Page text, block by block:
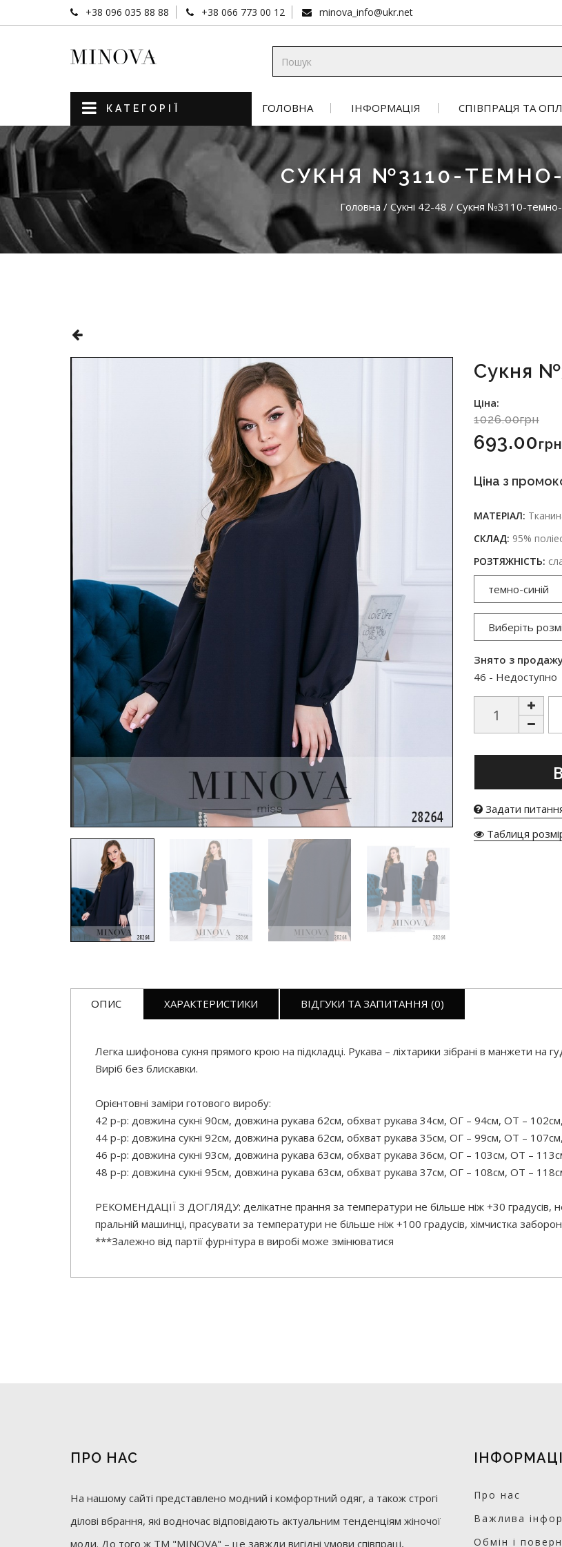
+38 096 035 88 88 +38 066 773 00 12 minova_info@ukr.net
КАТЕГОРІЇ ГОЛОВНА ІНФОРМАЦІЯ СПІВПРАЦЯ ТА
СУКНЯ №3110-
Головна / Сукні 42-48 / Сукня №3110-темно-
Сукня
Ціна:
1026.00грн
693.00Грн
Ціна з
МАТЕРІАЛ:
СКЛАД: 95%
РОЗТЯЖНІСТЬ:
Знято з
46 - Недоступно
Задати
Таблиця
ОПИС ХАРАКТЕРИСТИКИ ВІДГУКИ ТА ЗАПИТАННЯ (0)
Легка шифонова сукня прямого крою на підкладці. Рукава – ліхтарики зібрані в манжети на
Виріб без блискавки.
Орієнтовні заміри готового виробу:
42 р-р: довжина сукні 90см, довжина рукава 62см, обхват рукава 34см, ОГ – 94см, ОТ –
44 р-р: довжина сукні 92см, довжина рукава 62см, обхват рукава 35см, ОГ – 99см, ОТ –
46 р-р: довжина сукні 93см, довжина рукава 63см, обхват рукава 36см, ОГ – 103см, ОТ –
48 р-р: довжина сукні 95см, довжина рукава 63см, обхват рукава 37см, ОГ – 108см, ОТ –
РЕКОМЕНДАЦІЇ З ДОГЛЯДУ: делікатне прання за температури не більше ніж +30 градусів,
пральній машинці, прасувати за температури не більше ніж +100 градусів, хімчистка
***Залежно від партії фурнітура в виробі може змінюватися
ПРО НАС
На нашому сайті представлено модний і комфортний одяг, а також строгі
ділові вбрання, які водночас відповідають актуальним тенденціям жіночої
моди. До того ж ТМ "MINOVA" – це завжди вигідні умови співпраці,
Про нас
Важлива
Обмін і